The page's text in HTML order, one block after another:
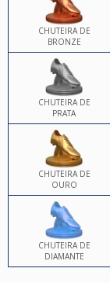
CHUTEIRA DE
BRONZE
CHUTEIRA DE
PRATA
CHUTEIRA DE
OURO
CHUTEIRA DE
DIAMANTE